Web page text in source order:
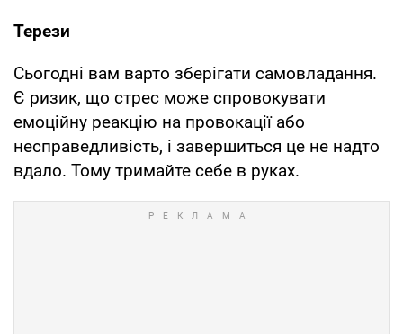
Терези
Сьогодні вам варто зберігати самовладання.
Є ризик, що стрес може спровокувати
емоційну реакцію на провокації або
несправедливість, і завершиться це не надто
вдало. Тому тримайте себе в руках.